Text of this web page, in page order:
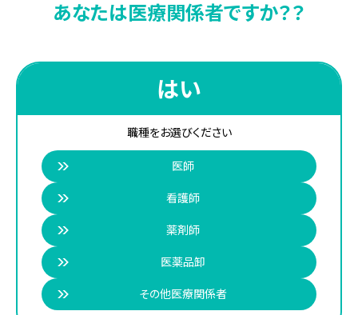
お問い合わせ
あなたは医療関係者ですか？？
はい
職種をお選びください
医師
看護師
薬剤師
医薬品卸
その他医療関係者